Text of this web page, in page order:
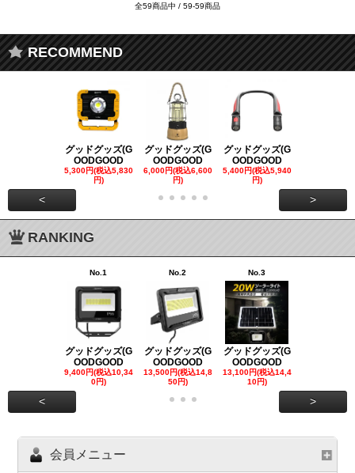
全59商品中 / 59-59商品
RECOMMEND
グッドグッズ(G
OODGOOD
5,300円(税込5,830
円)
グッドグッズ(G
OODGOOD
6,000円(税込6,600
円)
グッドグッズ(G
OODGOOD
5,400円(税込5,940
円)
< >
RANKING
No.1
グッドグッズ(G
OODGOOD
9,400円(税込10,34
0円)
No.2
グッドグッズ(G
OODGOOD
13,500円(税込14,8
50円)
No.3
グッドグッズ(G
OODGOOD
13,100円(税込14,4
10円)
< >
会員メニュー